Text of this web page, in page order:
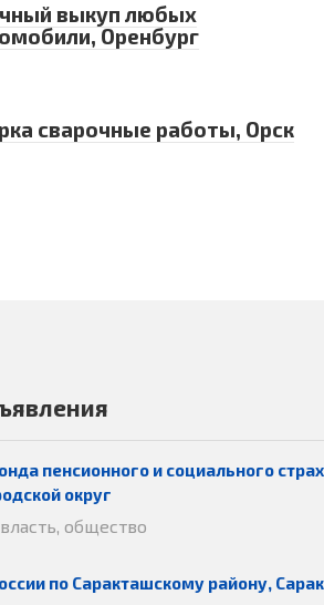
выкуп любых
Оренбург
сварочные работы, Орск
пенсионного и социального
округ
общество
по Саракташскому району,